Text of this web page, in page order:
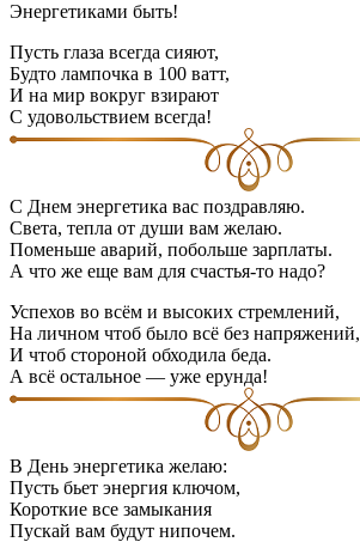
Энергетиками быть!
Пусть глаза всегда сияют,
Будто лампочка в 100 ватт,
И на мир вокруг взирают
С удовольствием всегда!
С Днем энергетика вас поздравляю.
Света, тепла от души вам желаю.
Поменьше аварий, побольше зарплаты.
А что же еще вам для счастья-то надо?
Успехов во всём и высоких стремлений,
На личном чтоб было всё без напряжений,
И чтоб стороной обходила беда.
А всё остальное — уже ерунда!
В День энергетика желаю:
Пусть бьет энергия ключом,
Короткие все замыкания
Пускай вам будут нипочем.